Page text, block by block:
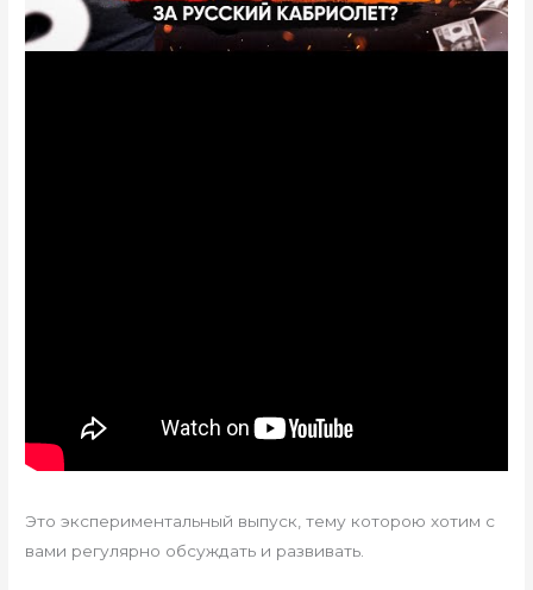
Это экспериментальный выпуск, тему которою хотим с
вами регулярно обсуждать и развивать.